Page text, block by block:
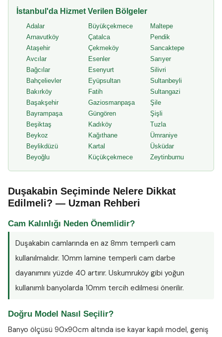
İstanbul'da Hizmet Verilen Bölgeler
Adalar
Arnavutköy
Ataşehir
Avcılar
Bağcılar
Bahçelievler
Bakırköy
Başakşehir
Bayrampaşa
Beşiktaş
Beykoz
Beylikdüzü
Beyoğlu
Büyükçekmece
Çatalca
Çekmeköy
Esenler
Esenyurt
Eyüpsultan
Fatih
Gaziosmanpaşa
Güngören
Kadıköy
Kağıthane
Kartal
Küçükçekmece
Maltepe
Pendik
Sancaktepe
Sarıyer
Silivri
Sultanbeyli
Sultangazi
Şile
Şişli
Tuzla
Ümraniye
Üsküdar
Zeytinburnu
Duşakabin Seçiminde Nelere Dikkat
Edilmeli? — Uzman Rehberi
Cam Kalınlığı Neden Önemlidir?
Duşakabin camlarında en az 8mm temperli cam
kullanılmalıdır. 10mm lamine temperli cam darbe
dayanımını yüzde 40 artırır. Uskumruköy gibi yoğun
kullanımlı banyolarda 10mm tercih edilmesi önerilir.
Doğru Model Nasıl Seçilir?
Banyo ölçüsü 90x90cm altında ise kayar kapılı model, geniş